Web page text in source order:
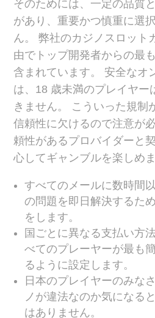
そのためには、一定の品質
があり、重要かつ慎重に選
ん。 弊社のカジノスロット
由でトップ開発者からの最
含まれています。 安全なオ
は、18 歳未満のプレイヤー
きません。 こういった規制
信頼性に欠けるので注意が
頼性があるプロバイダーと
心してギャンブルを楽しめま
すべてのメールに数時間
の問題を即日解決するた
をします。
国ごとに異なる支払い方
べてのプレーヤーが最も
るように設定します。
日本のプレイヤーのみな
ノが違法なのか気になる
はありません。